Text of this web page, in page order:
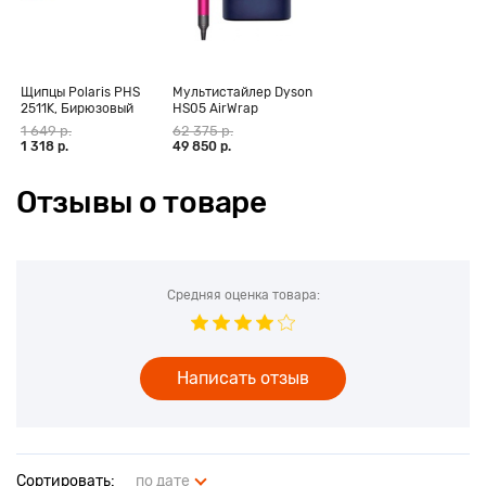
Щипцы Polaris PHS
2511K, Бирюзовый
1 649 р.
1 318 р.
Мультистайлер Dyson
HS05 AirWrap
Complete Long,
фуксия (CN)
62 375 р.
49 850 р.
Отзывы о товаре
Сортировать: по дате
Средняя оценка товара:
Написать отзыв